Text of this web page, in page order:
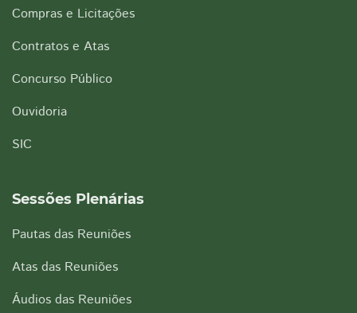
Compras e Licitações
Contratos e Atas
Concurso Público
Ouvidoria
SIC
Sessões Plenárias
Pautas das Reuniões
Atas das Reuniões
Áudios das Reuniões